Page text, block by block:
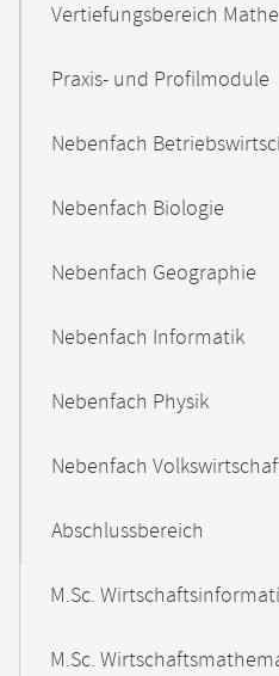
Vertiefungsbereich
Praxis- und Profilmodule
Nebenfach
Nebenfach Biologie
Nebenfach Geographie
Nebenfach Informatik
Nebenfach Physik
Nebenfach
Abschlussbereich
M.Sc.
M.Sc.